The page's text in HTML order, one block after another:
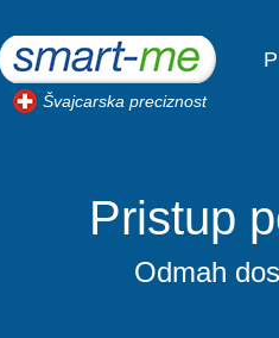
Švajcarska preciznost
Pristup
Odmah